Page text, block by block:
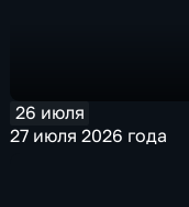
26 июля
27 июля 2026 года